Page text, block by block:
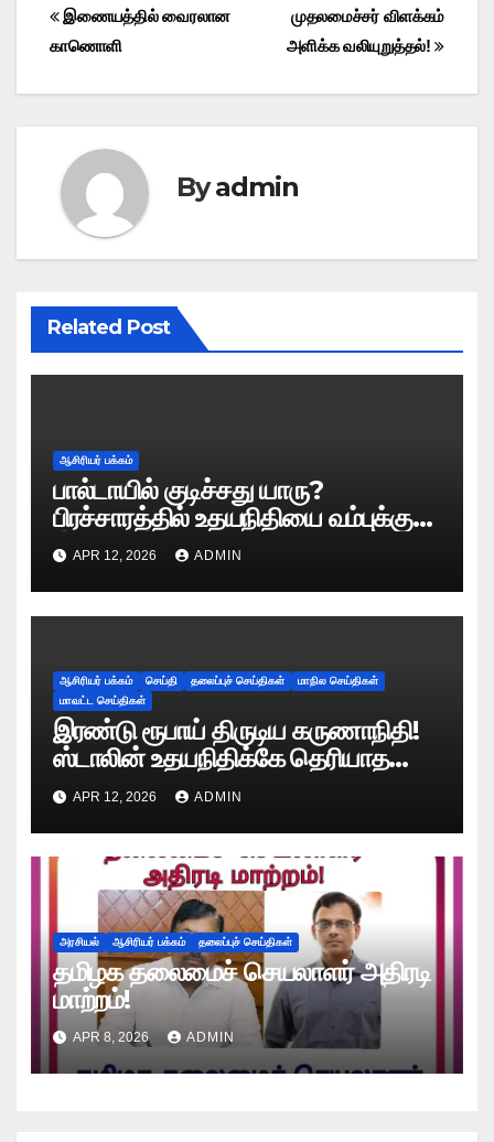
Post
முதலமைச்சர் விளக்கம்
அளிக்க வலியுறுத்தல்!
இணையத்தில் வைரலான
காணொளி
Byadmin
Related Post
ஆசிரியர் பக்கம்
பால்டாயில் குடிச்சது யாரு?
பிரச்சாரத்தில் உதயநிதியை வம்புக்கு
இழுத்த இபிஎஸ்!
APR 12, 2026 ADMIN
ஆசிரியர் பக்கம் செய்தி தலைப்புச் செய்திகள்
மாநில செய்திகள்
மாவட்ட செய்திகள்
இரண்டு ரூபாய் திருடிய கருணாநிதி!
ஸ்டாலின் உதயநிதிக்கே தெரியாத
ரகசியத்தை சொன்ன காளியம்மாள்!
APR 12, 2026 ADMIN
அரசியல் ஆசிரியர் பக்கம் தலைப்புச் செய்திகள்
தமிழக தலைமைச் செயலாளர் அதிரடி
மாற்றம்!
APR 8, 2026 ADMIN